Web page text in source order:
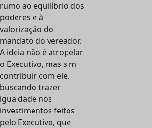
rumo ao equilíbrio dos
poderes e à
valorização do
mandato do vereador.
A ideia não é atropelar
o Executivo, mas sim
contribuir com ele,
buscando trazer
igualdade nos
investimentos feitos
pelo Executivo, que